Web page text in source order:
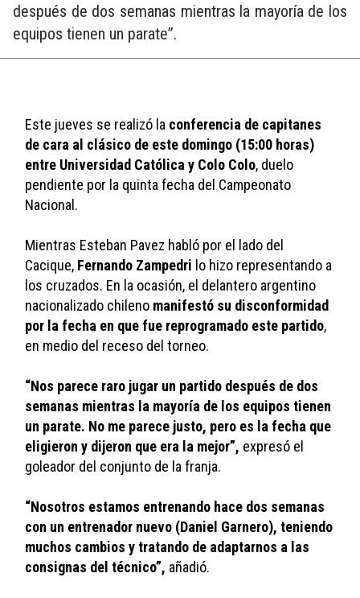
después de dos semanas mientras la mayoría de los
equipos tienen un parate”.
Este jueves se realizó la conferencia de capitanes
de cara al clásico de este domingo (15:00 horas)
entre Universidad Católica y Colo Colo, duelo
pendiente por la quinta fecha del Campeonato
Nacional.
Mientras Esteban Pavez habló por el lado del
Cacique, Fernando Zampedri lo hizo representando a
los cruzados. En la ocasión, el delantero argentino
nacionalizado chileno manifestó su disconformidad
por la fecha en que fue reprogramado este partido,
en medio del receso del torneo.
“Nos parece raro jugar un partido después de dos
semanas mientras la mayoría de los equipos tienen
un parate. No me parece justo, pero es la fecha que
eligieron y dijeron que era la mejor”, expresó el
goleador del conjunto de la franja.
“Nosotros estamos entrenando hace dos semanas
con un entrenador nuevo (Daniel Garnero), teniendo
muchos cambios y tratando de adaptarnos a las
consignas del técnico”, añadió.